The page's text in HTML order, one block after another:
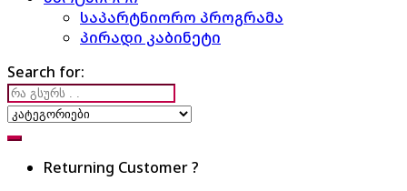
საპარტნიორო პროგრამა
პირადი კაბინეტი
Search for:
Returning Customer ?